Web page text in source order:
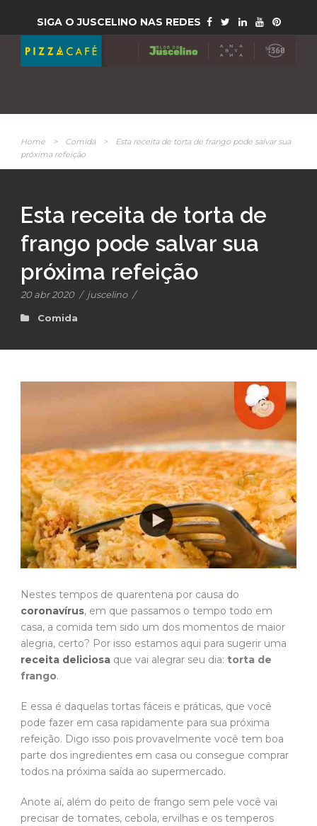
SIGA O JUSCELINO NAS REDES
Home > Comida >
Esta receita de torta de frango pode salvar sua
próxima refeição
Esta receita de torta de
frango pode salvar sua
próxima refeição
20 abr 2020 / juscelino /
Comida
Nestes tempos de quarentena por causa do
coronavírus, em que passamos o tempo todo em
casa, a comida tem sido um dos momentos de maior
alegria, certo? Por isso estamos aqui para sugerir uma
receita deliciosa que vai alegrar seu dia: torta de
frango.
E essa é daquelas tortas fáceis e práticas, que você
pode fazer em casa rapidamente para sua próxima
refeição. Digo isso pois provavelmente você tem boa
parte dos ingredientes em casa ou consegue comprar
todos na próxima saída ao supermercado.
Anote aí, além do peito de frango sem pele você vai
precisar de tomates, cebola, ervilhas e os temperos